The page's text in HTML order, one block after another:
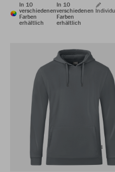
In 10
verschiedenen
Farben
erhältlich
In 10
verschiedenen
Farben
erhältlich